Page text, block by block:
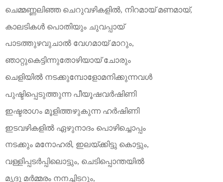
ചെമ്മണ്ണലിഞ്ഞ ചെറുവഴികളിൽ, നിറമായ് മണമായ്,
കാലടികൾ പൊതിയും ചുവപ്പായ്
പാടത്തുഴവുചാൽ വേഗമായ് മാറും,
ഞാറ്റുകെട്ടിന്നുതോഴിയായ് ചോരും
ചെളിയിൽ നടക്കുമ്പോളോമനിക്കുന്നവൾ
പുഷ്ടിപ്പെടുത്തുന്ന പീയൂഷവർഷിണി
ഇഷ്ടരാഗം മൂളിത്തഴുകുന്ന ഹർഷിണി
ഇടവഴികളിൽ ഏഴുനാദം പൊഴിച്ചൊപ്പം
നടക്കും മനോഹരി, ഇലയ്ക്കിട്ടു കൊട്ടും,
വള്ളിപ്പടർപ്പിലൊട്ടും, ചെടിപ്പൊന്തയിൽ
മൃദു മർമ്മരം നനച്ചിടറും,